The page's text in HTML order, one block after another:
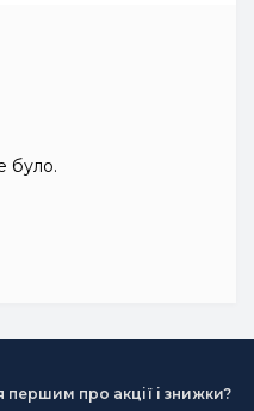
було.
першим про акції і знижки?